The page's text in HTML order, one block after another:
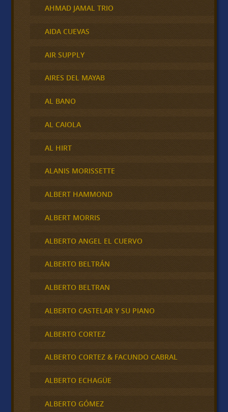
AHMAD JAMAL TRIO
AIDA CUEVAS
AIR SUPPLY
AIRES DEL MAYAB
AL BANO
AL CAIOLA
AL HIRT
ALANIS MORISSETTE
ALBERT HAMMOND
ALBERT MORRIS
ALBERTO ANGEL EL CUERVO
ALBERTO BELTRÁN
ALBERTO BELTRAN
ALBERTO CASTELAR Y SU PIANO
ALBERTO CORTEZ
ALBERTO CORTEZ & FACUNDO CABRAL
ALBERTO ECHAGÜE
ALBERTO GÓMEZ